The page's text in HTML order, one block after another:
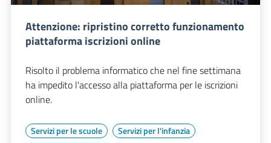
Attenzione: ripristino corretto funzionamento
piattaforma iscrizioni online
Risolto il problema informatico che nel fine settimana
ha impedito l'accesso alla piattaforma per le iscrizioni
online.
Servizi per le scuole
Servizi per l'infanzia